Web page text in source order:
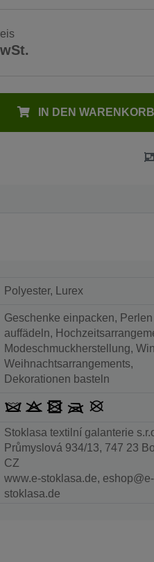
IN DEN
Polyester, Lurex
Geschenke einpacken, Perlen
auffädeln,
Modeschmuckherstellung,
Weihnachtsarrangements,
Dekorationen basteln
Stoklasa textilní galanterie
Průmyslová 934/13, 747 23
CZ
www.e-stoklasa.de, eshop@e-
stoklasa.de